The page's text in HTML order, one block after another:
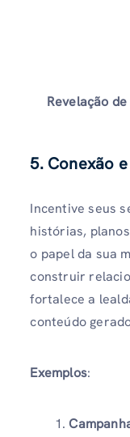
Revelação
5. Conexão
Incentive seus
histórias,
o papel da sua
construir
fortalece a
conteúdo
Exemplos: